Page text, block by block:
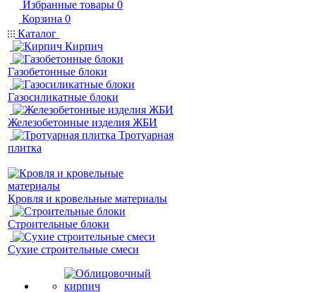
Избранные товары 0
Корзина 0
Каталог
Кирпич
Газобетонные блоки
Газосиликатные блоки
Железобетонные изделия ЖБИ
Тротуарная
плитка
Кровля и кровельные материалы
Строительные блоки
Сухие строительные смеси